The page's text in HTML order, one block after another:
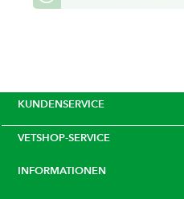
KUNDENSERVICE
VETSHOP-SERVICE
INFORMATIONEN